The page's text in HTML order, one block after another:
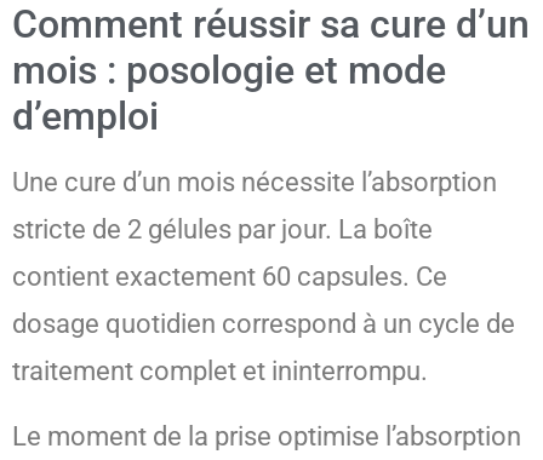
Comment réussir sa cure d’un
mois : posologie et mode
d’emploi
Une cure d’un mois nécessite l’absorption
stricte de 2 gélules par jour. La boîte
contient exactement 60 capsules. Ce
dosage quotidien correspond à un cycle de
traitement complet et ininterrompu.
Le moment de la prise optimise l’absorption